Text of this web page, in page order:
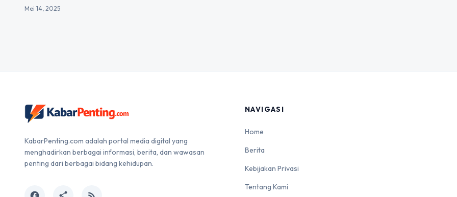
Mei 14, 2025
KabarPenting.com adalah portal media digital yang
menghadirkan berbagai informasi, berita, dan wawasan
penting dari berbagai bidang kehidupan.
NAVIGASI
Home
Berita
Kebijakan Privasi
Tentang Kami